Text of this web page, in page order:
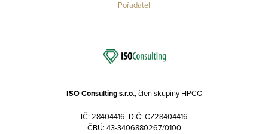
Pořadatel
ISO Consulting s.r.o.,člen skupiny HPCG
IČ: 28404416, DIČ: CZ28404416
ČBÚ: 43-3406880267/0100